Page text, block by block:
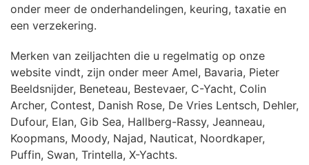
onder meer de onderhandelingen, keuring, taxatie en
een verzekering.
Merken van zeiljachten die u regelmatig op onze
website vindt, zijn onder meer Amel, Bavaria, Pieter
Beeldsnijder, Beneteau, Bestevaer, C-Yacht, Colin
Archer, Contest, Danish Rose, De Vries Lentsch, Dehler,
Dufour, Elan, Gib Sea, Hallberg-Rassy, Jeanneau,
Koopmans, Moody, Najad, Nauticat, Noordkaper,
Puffin, Swan, Trintella, X-Yachts.